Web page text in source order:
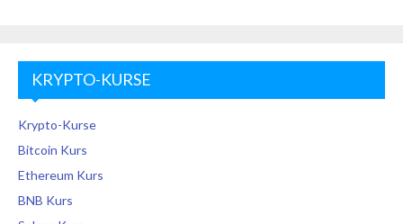
KRYPTO-KURSE
Krypto-Kurse
Bitcoin Kurs
Ethereum Kurs
BNB Kurs